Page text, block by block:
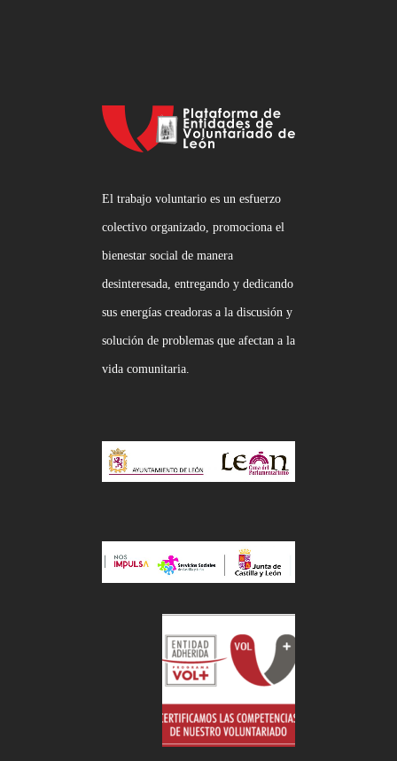
El trabajo voluntario es un esfuerzo
colectivo organizado, promociona el
bienestar social de manera
desinteresada, entregando y dedicando
sus energías creadoras a la discusión y
solución de problemas que afectan a la
vida comunitaria.